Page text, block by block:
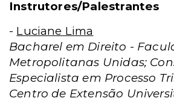
Instrutores/Palestrantes
- Luciane Lima
Bacharel em Direito -
Metropolitanas Unidas;
Especialista em Processo
Centro de Extensão